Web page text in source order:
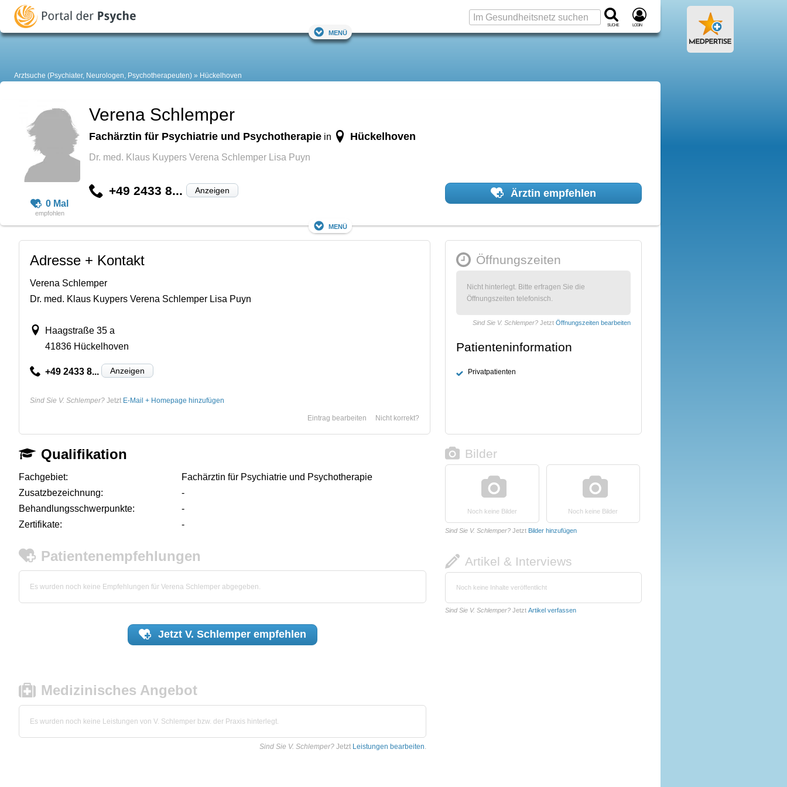
Suche Login
Menü
Arztsuche (Psychiater, Neurologen, Psychotherapeuten) Hückelhoven
0 Mal
Verena Schlemper
Fachärztin für Psychiatrie und Psychotherapie in Hückelhoven
Dr. med. Klaus Kuypers Verena Schlemper Lisa Puyn
+49 2433 8... Anzeigen Ärztin empfehlen
Menü
Adresse + Kontakt
Verena Schlemper
Dr. med. Klaus Kuypers Verena Schlemper Lisa Puyn
Haagstraße 35 a
41836 Hückelhoven
+49 2433 8... Anzeigen
Sind Sie V. Schlemper? Jetzt E-Mail + Homepage hinzufügen
Nicht korrekt?
Eintrag bearbeiten
Öffnungszeiten
Nicht hinterlegt. Bitte erfragen Sie die
Öffnungszeiten telefonisch.
Sind Sie V. Schlemper? Jetzt Öffnungszeiten bearbeiten
Patienteninformation
Privatpatienten
Qualifikation
Fachgebiet:
Fachärztin für Psychiatrie und Psychotherapie
Zusatzbezeichnung:
-
Behandlungsschwerpunkte:
-
Zertifikate:
-
Patientenempfehlungen
Es wurden noch keine Empfehlungen für Verena Schlemper abgegeben.
JetztV. Schlemper empfehlen
Medizinisches Angebot
Es wurden noch keine Leistungen von V. Schlemper bzw. der Praxis hinterlegt.
Sind Sie V. Schlemper? Jetzt Leistungen bearbeiten.
Bilder
Noch keine Bilder Noch keine Bilder
Sind Sie V. Schlemper? Jetzt Bilder hinzufügen
Artikel & Interviews
Noch keine Inhalte veröffentlicht
Sind Sie V. Schlemper? Jetzt Artikel verfassen